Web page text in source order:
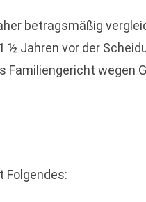
betragsmäßig
Jahren vor der
Familiengericht wegen
Folgendes: